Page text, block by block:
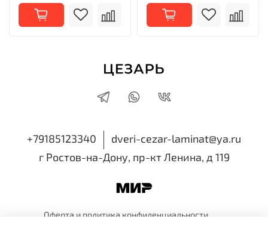
+79185123340
dveri-cezar-laminat@ya.ru
г Ростов-на-Дону, пр-кт Ленина, д 119
Оферта и политика конфиденциальности